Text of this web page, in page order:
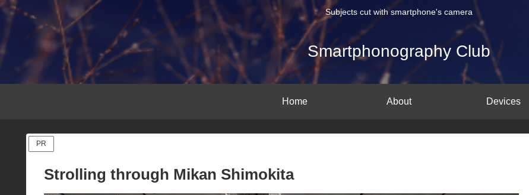
Subjects cut with smartphone's camera
Smartphonography Club
Home About Devices
PR
Strolling through Mikan Shimokita